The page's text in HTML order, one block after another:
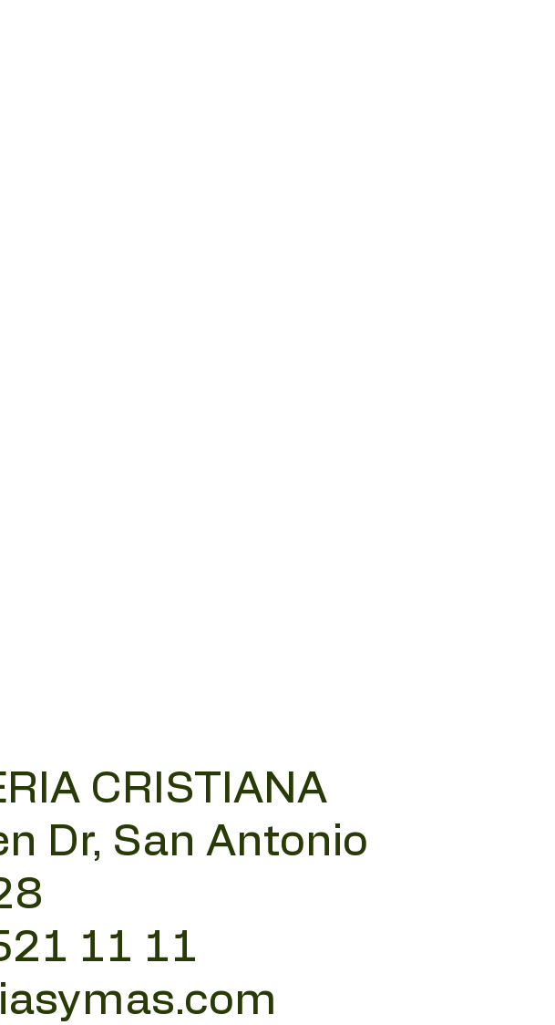
CRISTIANA
Dr, San Antonio
11 11